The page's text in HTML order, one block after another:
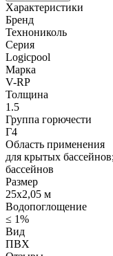
Характеристики
Бренд
Технониколь
Серия
Logicpool
Марка
V-RP
Толщина
1.5
Группа горючести
Г4
Область применения
для крытых
бассейнов
Размер
25х2,05 м
Водопоглощение
≤ 1%
Вид
ПВХ